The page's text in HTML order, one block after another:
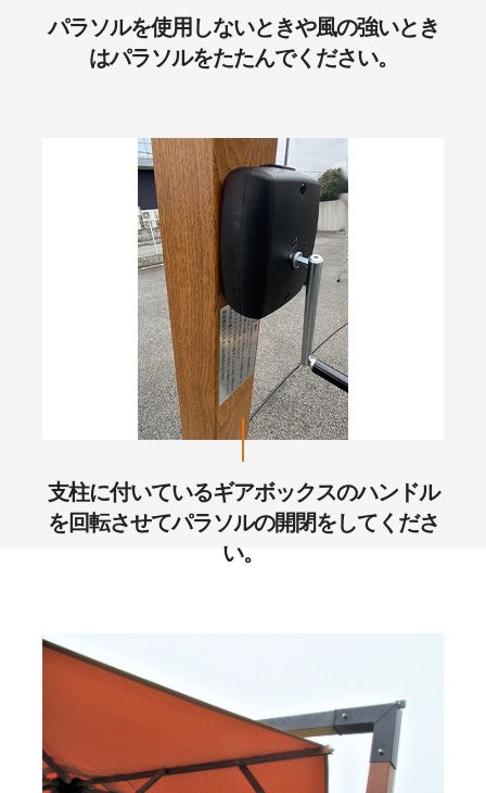
パラソルを使用しないときや風の強いとき
はパラソルをたたんでください。
支柱に付いているギアボックスのハンドル
を回転させてパラソルの開閉をしてくださ
い。